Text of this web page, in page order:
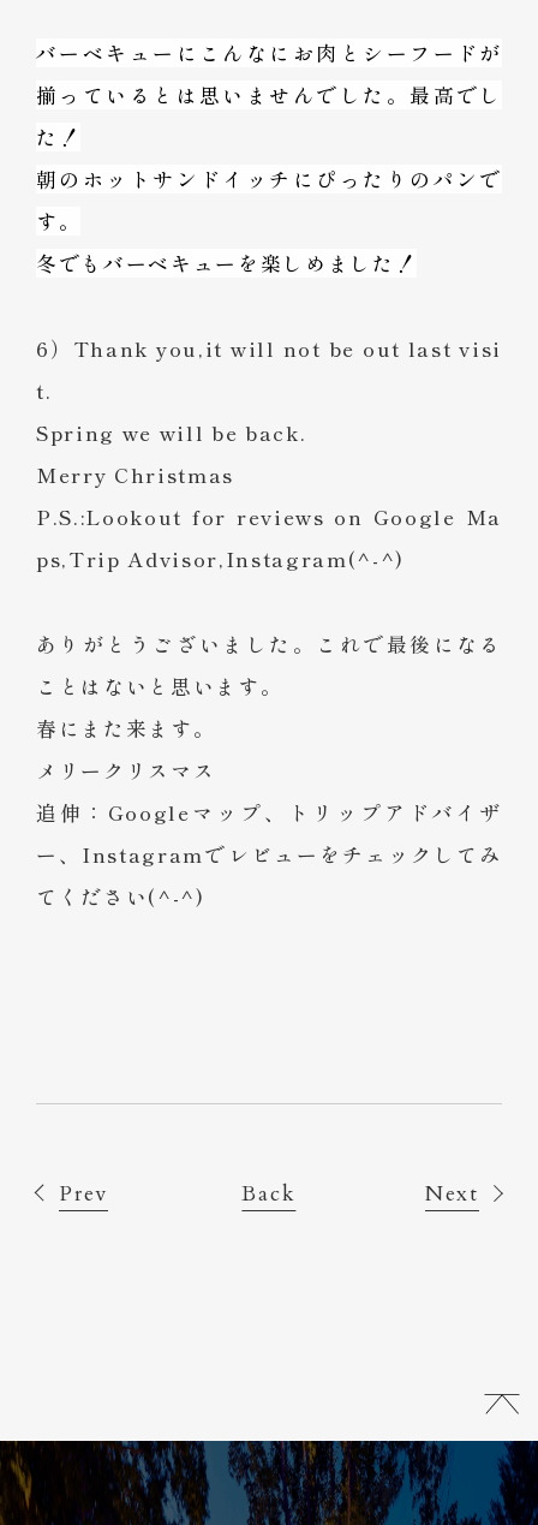
バーベキューにこんなにお肉とシーフードが
揃っているとは思いませんでした。最高でし
た！
朝のホットサンドイッチにぴったりのパンで
す。
冬でもバーベキューを楽しめました！
6）Thank you,it will not be out last visi
t.
Spring we will be back.
Merry Christmas
P.S.:Lookout for reviews on Google Ma
ps,Trip Advisor,Instagram(^-^)
ありがとうございました。これで最後になる
ことはないと思います。
春にまた来ます。
メリークリスマス
追伸：Googleマップ、トリップアドバイザ
ー、Instagramでレビューをチェックしてみ
てください(^-^)
Prev Next
Back